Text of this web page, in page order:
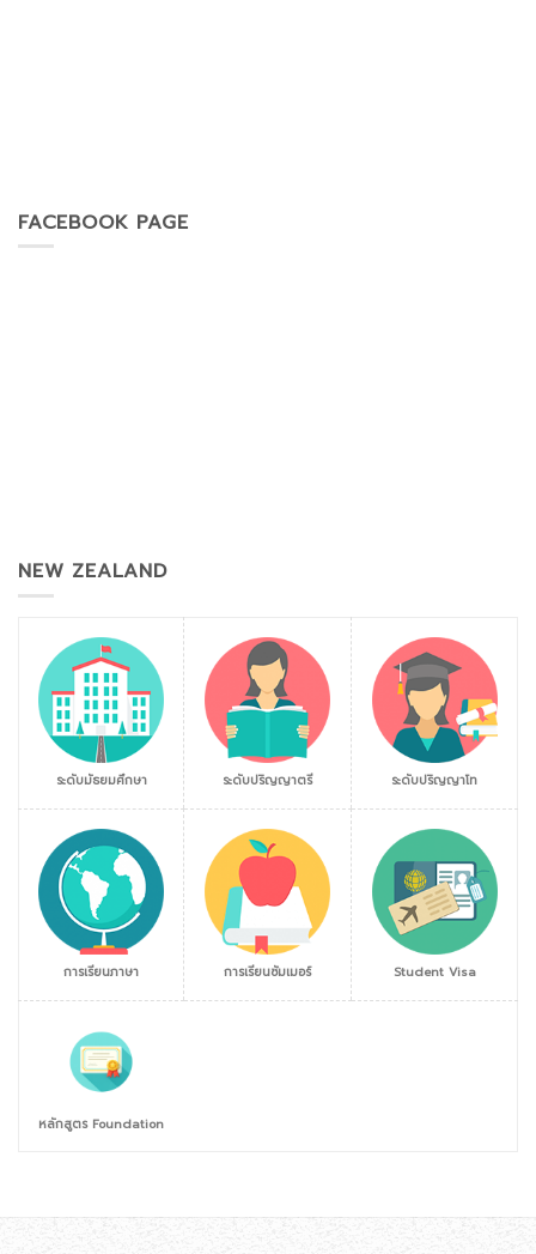
FACEBOOK PAGE
NEW ZEALAND
ระดับมัธยมศึกษา ระดับปริญญาตรี ระดับปริญญาโท
การเรียนภาษา การเรียนซัมเมอร์ Student Visa
หลักสูตร Foundation